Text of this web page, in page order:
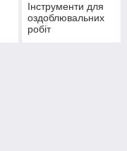
Інструменти для
оздоблювальних
робіт